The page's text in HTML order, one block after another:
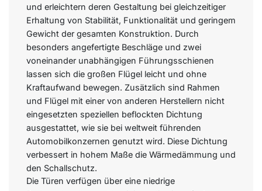
und erleichtern deren Gestaltung bei gleichzeitiger
Erhaltung von Stabilität, Funktionalität und geringem
Gewicht der gesamten Konstruktion. Durch
besonders angefertigte Beschläge und zwei
voneinander unabhängigen Führungsschienen
lassen sich die großen Flügel leicht und ohne
Kraftaufwand bewegen. Zusätzlich sind Rahmen
und Flügel mit einer von anderen Herstellern nicht
eingesetzten speziellen beflockten Dichtung
ausgestattet, wie sie bei weltweit führenden
Automobilkonzernen genutzt wird. Diese Dichtung
verbessert in hohem Maße die Wärmedämmung und
den Schallschutz.
Die Türen verfügen über eine niedrige